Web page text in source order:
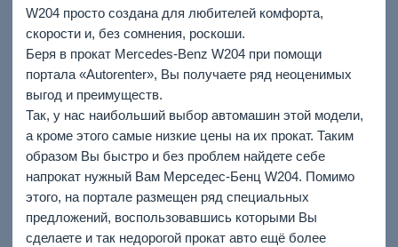
W204 просто создана для любителей комфорта,
скорости и, без сомнения, роскоши.
Беря в прокат Mercedes-Benz W204 при помощи
портала «Autorenter», Вы получаете ряд неоценимых
выгод и преимуществ.
Так, у нас наибольший выбор автомашин этой модели,
а кроме этого самые низкие цены на их прокат. Таким
образом Вы быстро и без проблем найдете себе
напрокат нужный Вам Мерседес-Бенц W204. Помимо
этого, на портале размещен ряд специальных
предложений, воспользовавшись которыми Вы
сделаете и так недорогой прокат авто ещё более